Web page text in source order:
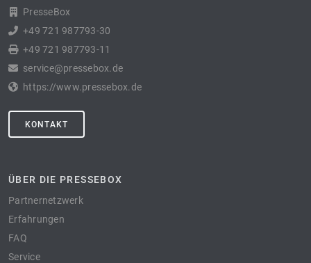
PresseBox
+49 721 987793-30
+49 721 987793-11
service@pressebox.de
https://www.pressebox.de
KONTAKT
ÜBER DIE PRESSEBOX
Partnernetzwerk
Erfahrungen
FAQ
Service